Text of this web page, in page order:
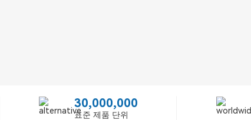
30,000,000
표준 제품 단위